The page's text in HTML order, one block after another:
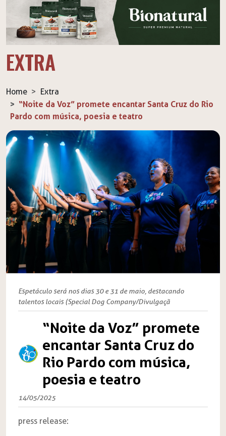
EXTRA
Home Extra
“Noite da Voz” promete encantar Santa Cruz do Rio
Pardo com música, poesia e teatro
Espetáculo será nos dias 30 e 31 de maio, destacando
talentos locais (Special Dog Company/Divulgaçã
“Noite da Voz” promete
encantar Santa Cruz do
Rio Pardo com música,
poesia e teatro
14/05/2025
press release: